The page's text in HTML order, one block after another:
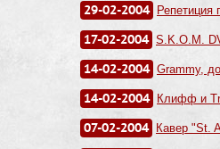
29-02-2004 Репетиция
17-02-2004 S.K.O.M.
14-02-2004 Grammy,
14-02-2004 Клифф и
07-02-2004 Кавер "St.